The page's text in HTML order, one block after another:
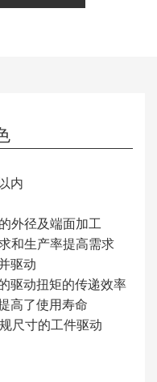
内
外径及端面加工
和生产率提高需求
驱动
驱动扭矩的传递效率
高了使用寿命
尺寸的工件驱动